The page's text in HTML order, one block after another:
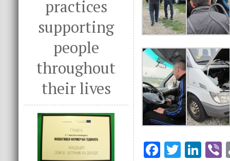
practices
supporting
people
throughout
their lives
F T Li